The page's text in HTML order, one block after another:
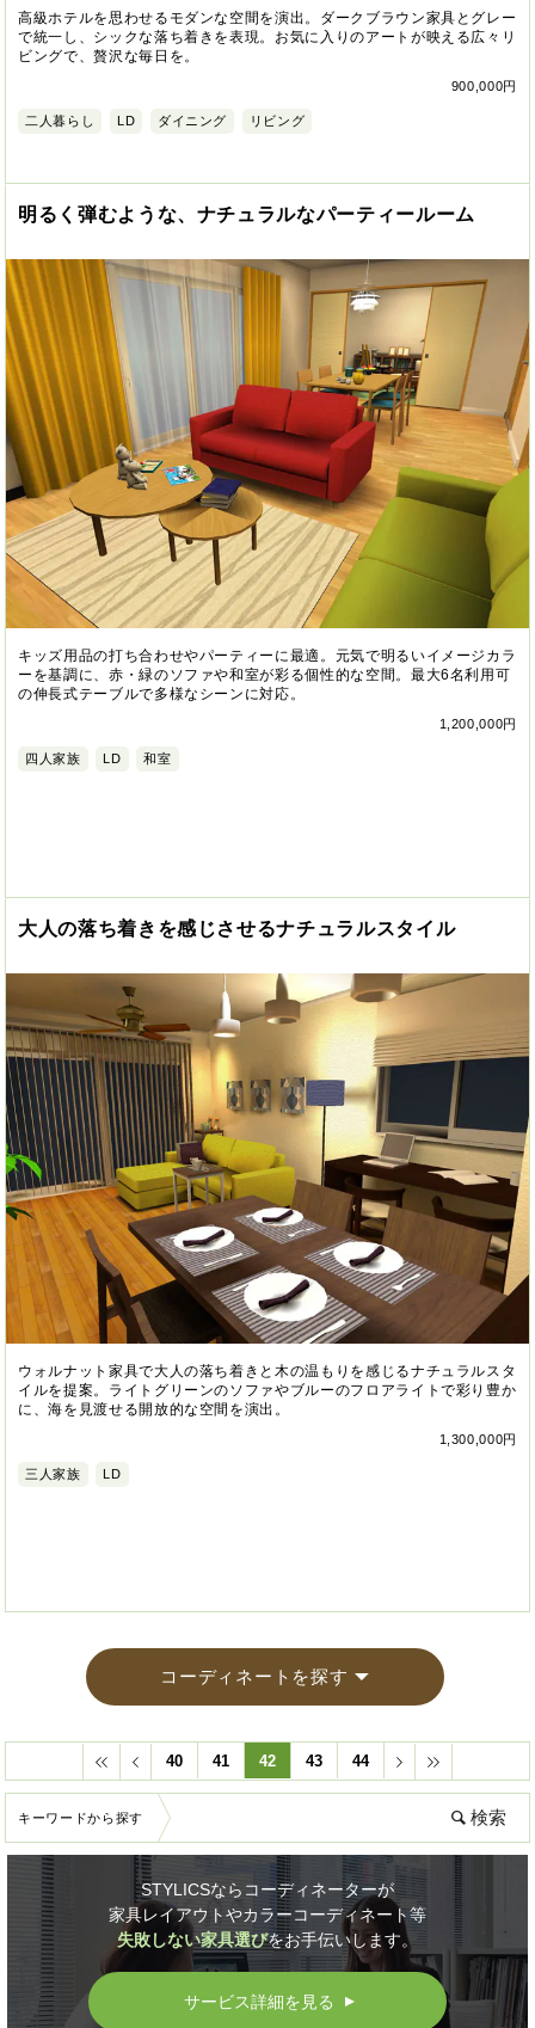
高級ホテルを思わせるモダンな空間を演出。ダークブラウン家具とグレー
で統一し、シックな落ち着きを表現。お気に入りのアートが映える広々リ
ビングで、贅沢な毎日を。
900,000円
二人暮らし LD ダイニング リビング
明るく弾むような、ナチュラルなパーティールーム
キッズ用品の打ち合わせやパーティーに最適。元気で明るいイメージカラ
ーを基調に、赤・緑のソファや和室が彩る個性的な空間。最大6名利用可
の伸長式テーブルで多様なシーンに対応。
1,200,000円
四人家族 LD 和室
大人の落ち着きを感じさせるナチュラルスタイル
ウォルナット家具で大人の落ち着きと木の温もりを感じるナチュラルスタ
イルを提案。ライトグリーンのソファやブルーのフロアライトで彩り豊か
に、海を見渡せる開放的な空間を演出。
1,300,000円
三人家族 LD
コーディネートを探す
40 41 42 43 44
キーワードから探す
STYLICSならコーディネーターが
家具レイアウトやカラーコーディネート等
失敗しない家具選びをお手伝いします。
サービス詳細を見る ▲